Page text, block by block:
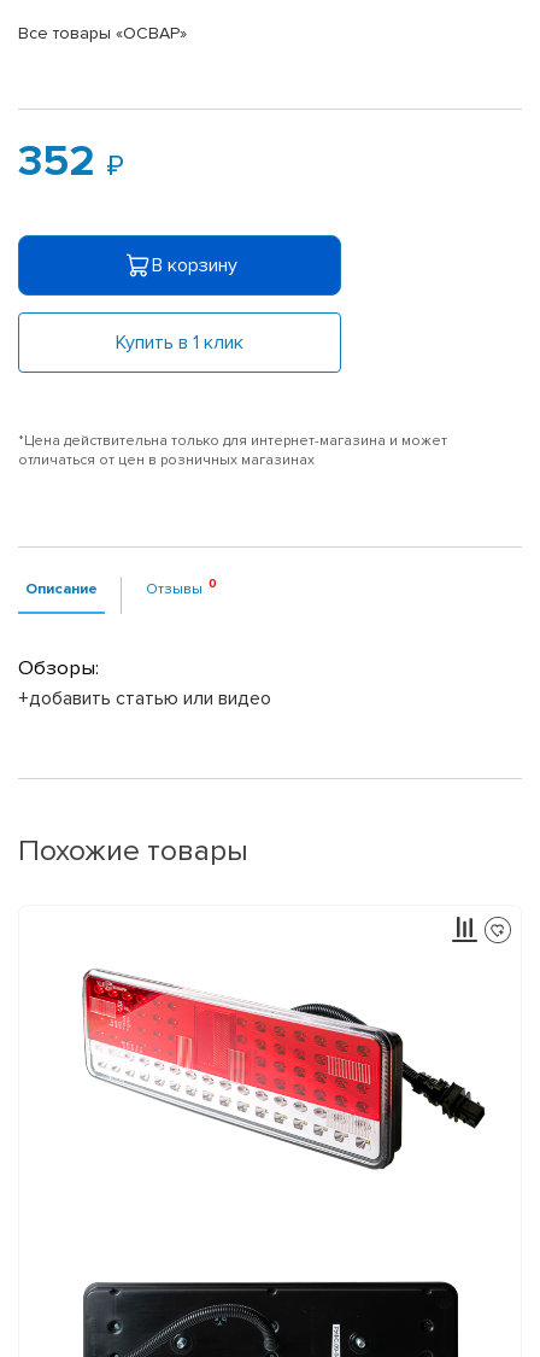
Все товары «ОСВАР»
352
В корзину
Купить в 1 клик
*Цена действительна только для интернет-магазина и может
отличаться от цен в розничных магазинах
Описание Отзывы
Обзоры:
+добавить статью или видео
Похожие товары